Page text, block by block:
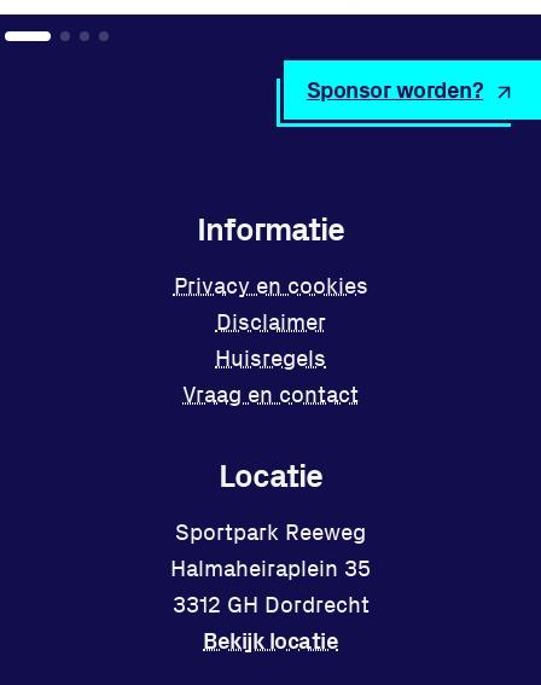
Locatie
Sportpark Reeweg
Halmaheiraplein 35
3312 GH Dordrecht
Bekijk locatie
Informatie
Privacy en cookies
Disclaimer
Huisregels
Vraag en contact
Sponsor worden?